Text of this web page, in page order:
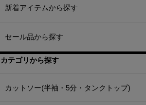
新着アイテムから探す
セール品から探す
カテゴリから探す
カットソー(半袖・5分・タンクトップ)